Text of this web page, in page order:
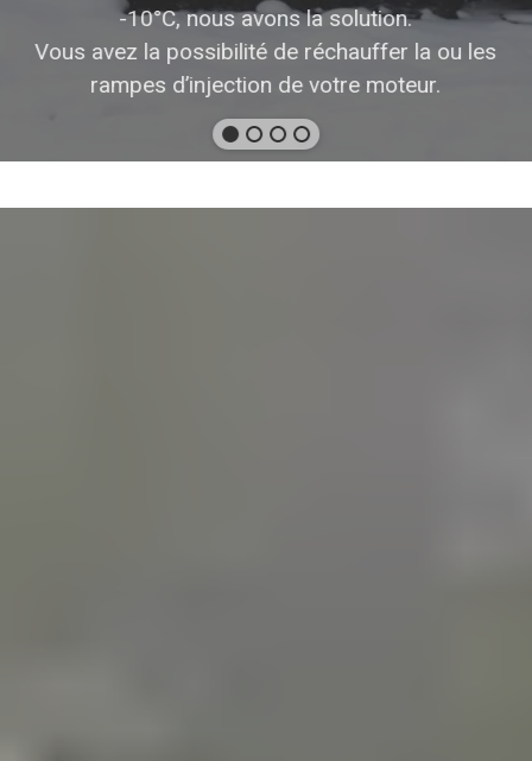
-10°C, nous avons la solution.
Vous avez la possibilité de réchauffer la ou les
rampes d’injection de votre moteur.